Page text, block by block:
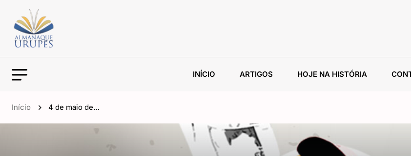
INÍCIO ARTIGOS HOJE NA HISTÓRIA
Início 4 de maio de…